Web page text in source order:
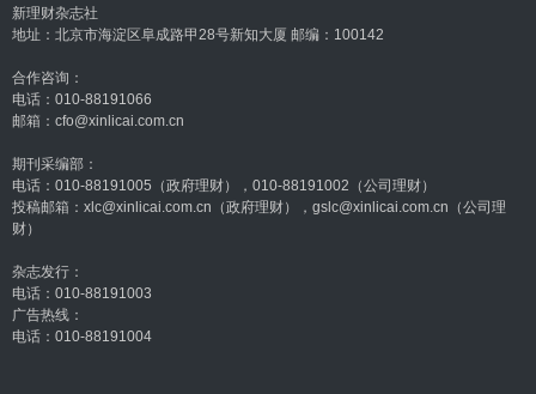
新理财杂志社
地址：北京市海淀区阜成路甲28号新知大厦 邮编：100142
合作咨询：
电话：010-88191066
邮箱：cfo@xinlicai.com.cn
期刊采编部：
电话：010-88191005（政府理财），010-88191002（公司理财）
投稿邮箱：xlc@xinlicai.com.cn（政府理财），gslc@xinlicai.com.cn（公司理
财）
杂志发行：
电话：010-88191003
广告热线：
电话：010-88191004